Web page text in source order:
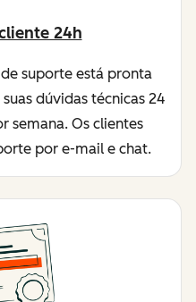
24h
suporte está pronta
dúvidas técnicas 24
semana. Os clientes
por e-mail e chat.